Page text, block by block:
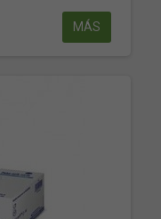
MÁS